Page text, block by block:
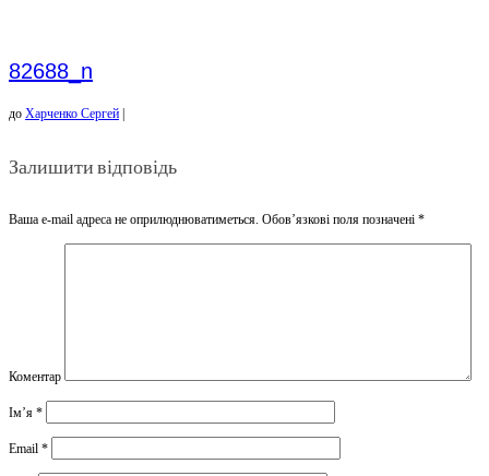
82688_n
до Харченко Сергей
Залишити відповідь
Ваша e-mail адреса не оприлюднюватиметься. Обов’язкові поля позначені *
Коментар
Ім’я *
Email *